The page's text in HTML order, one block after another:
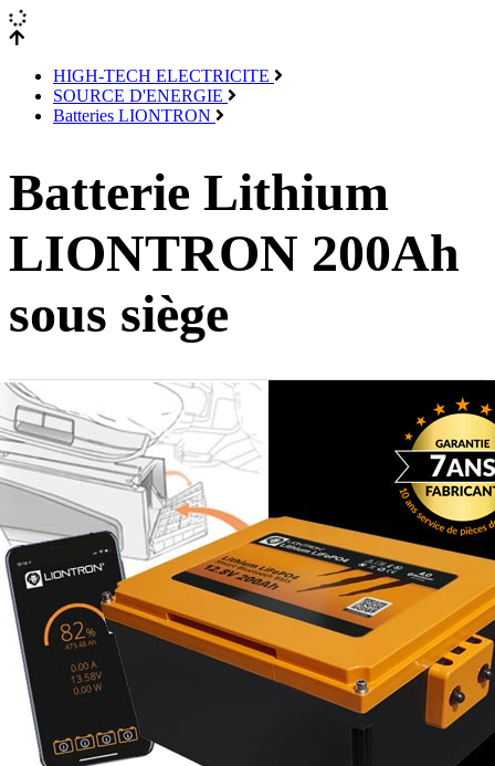
HIGH-TECH ELECTRICITE
SOURCE D'ENERGIE
Batteries LIONTRON
Batterie Lithium
LIONTRON 200Ah
sous siège